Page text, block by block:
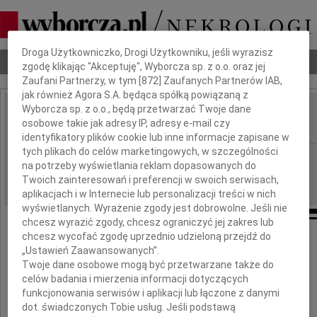
Nekrologi Odeszli Poradnik pogrzebowy
IMIĘ I NAZWISKO: Marek Karbowy
REGION: Gdańsk
DATA EMISJI: 16.03.2021
Z głębokim żalem zawiadamiamy,
że dnia 11 marca 2021 roku odszedł do Pana
nasz kochany Mąż i Tato
Dbamy o Twoją prywatność
Droga Użytkowniczko, Drogi Użytkowniku, jeśli wyrazisz
zgodę klikając "Akceptuję", Wyborcza sp. z o.o. oraz jej
Zaufani Partnerzy, w tym [872 ] Zaufanych Partnerów IAB,
jak również Agora S.A. będąca spółką powiązaną z
Wyborcza sp. z o.o., będą przetwarzać Twoje dane
osobowe takie jak adresy IP, adresy e-mail czy
identyfikatory plików cookie lub inne informacje zapisane w
tych plikach do celów marketingowych, w szczególności
na potrzeby wyświetlania reklam dopasowanych do
Twoich zainteresowań i preferencji w swoich serwisach,
aplikacjach i w Internecie lub personalizacji treści w nich
wyświetlanych. Wyrażenie zgody jest dobrowolne. Jeśli nie
chcesz wyrazić zgody, chcesz ograniczyć jej zakres lub
chcesz wycofać zgodę uprzednio udzieloną przejdź do
„Ustawień Zaawansowanych”.
Twoje dane osobowe mogą być przetwarzane także do
celów badania i mierzenia informacji dotyczących
funkcjonowania serwisów i aplikacji lub łączone z danymi
dot. świadczonych Tobie usług. Jeśli podstawą